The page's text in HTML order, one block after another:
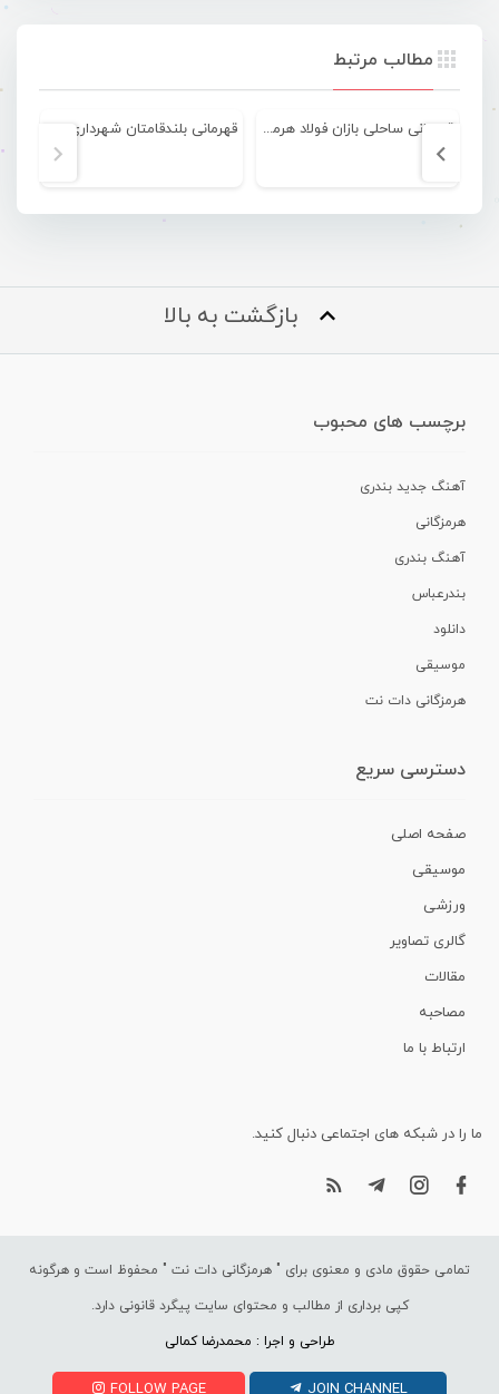
مطالب مرتبط
قهرمانی ساحلی بازان فولاد هرمزگان در رقابتهای لیگ برتر کشور
بازگشت به بالا
برچسب های محبوب
آهنگ جدید بندری
هرمزگانی
آهنگ بندری
بندرعباس
دانلود
موسیقی
هرمزگانی دات نت
دسترسی سریع
صفحه اصلی
موسیقی
ورزشی
گالری تصاویر
مقالات
مصاحبه
ارتباط با ما
ما را در شبکه های اجتماعی دنبال کنید.
تمامی حقوق مادی و معنوی برای " هرمزگانی دات نت " محفوظ است و هرگونه
کپی برداری از مطالب و محتوای سایت پیگرد قانونی دارد.
طراحی و اجرا : محمدرضا کمالی
FOLLOW PAGE JOIN CHANNEL